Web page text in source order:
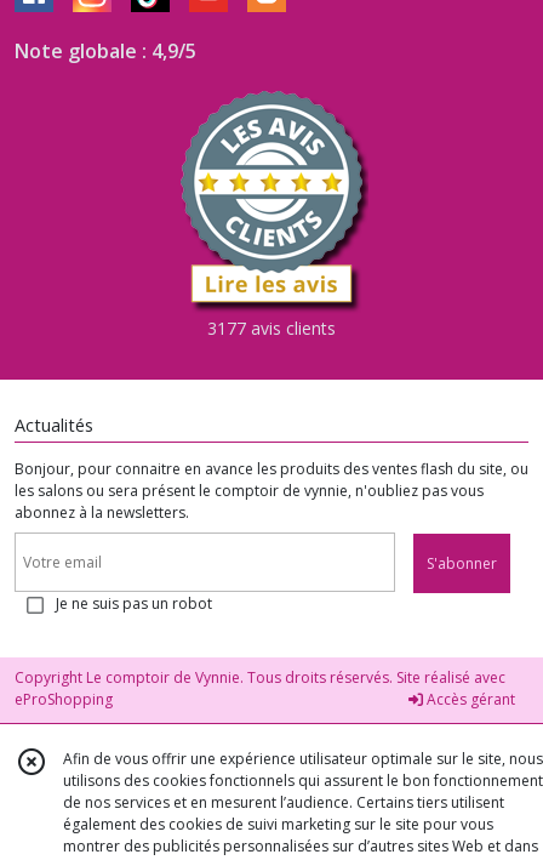
Note globale : 4,9/5
3177 avis clients
Actualités
Bonjour, pour connaitre en avance les produits des ventes flash du site, ou
les salons ou sera présent le comptoir de vynnie, n'oubliez pas vous
abonnez à la newsletters.
S'abonner
Je ne suis pas un robot
Copyright Le comptoir de Vynnie. Tous droits réservés. Site réalisé avec
eProShopping
Accès gérant
Afin de vous offrir une expérience utilisateur optimale sur le site, nous
utilisons des cookies fonctionnels qui assurent le bon fonctionnement
de nos services et en mesurent l’audience. Certains tiers utilisent
également des cookies de suivi marketing sur le site pour vous
montrer des publicités personnalisées sur d’autres sites Web et dans